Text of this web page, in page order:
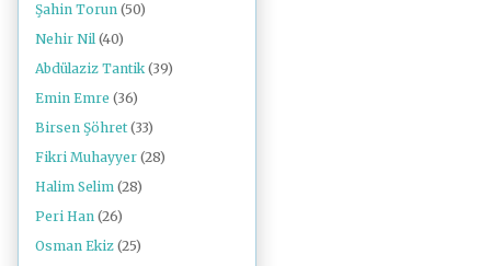
Şahin Torun (50)
Nehir Nil (40)
Abdülaziz Tantik (39)
Emin Emre (36)
Birsen Şöhret (33)
Fikri Muhayyer (28)
Halim Selim (28)
Peri Han (26)
Osman Ekiz (25)